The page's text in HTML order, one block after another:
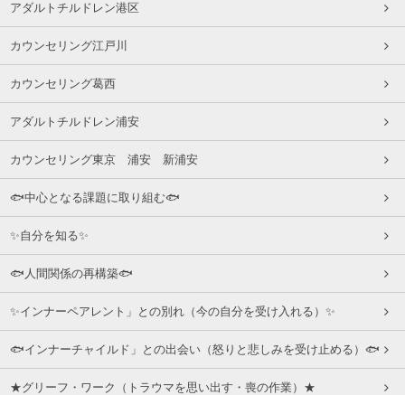
アダルトチルドレン港区
カウンセリング江戸川
カウンセリング葛西
アダルトチルドレン浦安
カウンセリング東京 浦安 新浦安
🐟中心となる課題に取り組む🐟
✨自分を知る✨
🐟人間関係の再構築🐟
✨インナーペアレント」との別れ（今の自分を受け入れる）✨
🐟インナーチャイルド」との出会い（怒りと悲しみを受け止める）🐟
★グリーフ・ワーク（トラウマを思い出す・喪の作業）★